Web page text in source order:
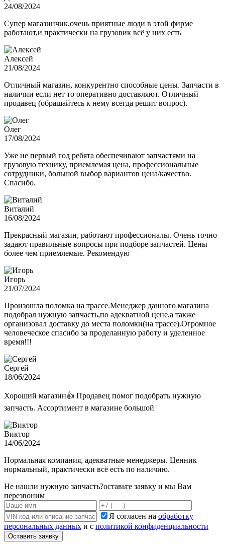
24/08/2024
Супер магазинчик,очень приятные люди в этой фирме
работают,и практически на грузовик всё у них есть
Алексей
21/08/2024
Отличный магазин, конкурентно способные цены. Запчасти в
наличии если нет то оперативно доставляют. Отличный
продавец (обращайтесь к нему всегда решит вопрос).
Олег
17/08/2024
Уже не первый год ребята обеспечивают запчастями на
грузовую технику, приемлемая цена, профессиональные
сотрудники, большой выбор вариантов цена/качество.
Спасибо.
Виталий
16/08/2024
Прекрасный магазин, работают профессионалы. Очень точно
задают правильные вопросы при подборе запчастей. Цены
более чем приемлемые. Рекомендую
Игорь
21/07/2024
Произошла поломка на трассе.Менеджер данного магазина
подобрал нужную запчасть,по адекватной цене,а также
организовал доставку до места поломки(на трассе).Огромное
человеческое спасибо за проделанную работу и уделенное
время!!!
Сергей
18/06/2024
Хороший магазин👍 Продавец помог подобрать нужную
запчасть. Ассортимент в магазине большой
Виктор
14/06/2024
Нормальная компания, адекватные менеджеры. Ценник
нормальный, практически всё есть по наличию.
Не нашли нужную запчасть?оставьте заявку и мы Вам
перезвоним
Я согласен на обработку
персональных данных и с политикой конфиденциальности
Оставить заявку